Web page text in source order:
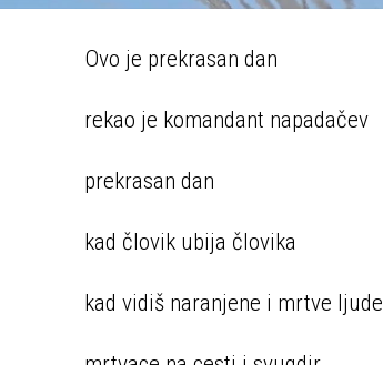
Ovo je prekrasan dan
rekao je komandant napadačev
prekrasan dan
kad človik ubija človika
kad vidiš naranjene i mrtve ljude